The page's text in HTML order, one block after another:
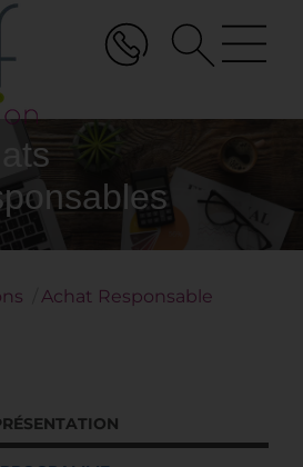
Achat Responsable